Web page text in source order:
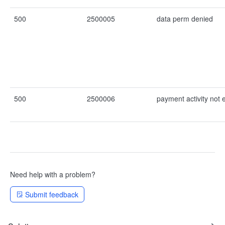
500 2500005 data perm denied
500 2500006 payment activity not
Need help with a problem?
Submit feedback